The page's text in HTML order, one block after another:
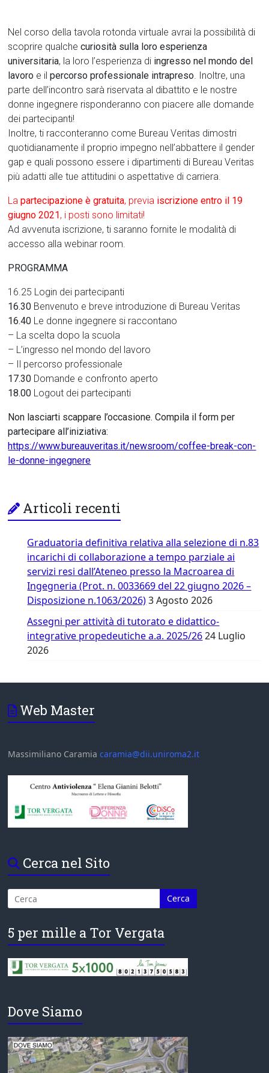
Nel corso della tavola rotonda virtuale avrai la possibilità di
scoprire qualchecuriosità sulla loro esperienza
universitaria, la loro l’esperienza di ingresso nel mondo del
lavoro e ilpercorso professionale intrapreso. Inoltre, una
parte dell’incontro sarà riservata al dibattito e le nostre
donne ingegnere risponderanno con piacere alle domande
dei partecipanti!
Inoltre, ti racconteranno come Bureau Veritas dimostri
quotidianamente il proprio impegno nell’abbattere il gender
gap e quali possono essere i dipartimenti di Bureau Veritas
più adatti alle tue attitudini o aspettative di carriera.
Lapartecipazione è gratuita, previa iscrizione entro il 19
giugno 2021, i posti sono limitati!
Ad avvenuta iscrizione, ti saranno fornite le modalità di
accesso alla webinar room.
PROGRAMMA
16.25 Login dei partecipanti
16.30 Benvenuto e breve introduzione di Bureau Veritas
16.40 Le donne ingegnere si raccontano
– La scelta dopo la scuola
– L’ingresso nel mondo del lavoro
– Il percorso professionale
17.30 Domande e confronto aperto
18.00 Logout dei partecipanti
Non lasciarti scappare l’occasione. Compila il form per
partecipare all’iniziativa:
https://www.bureauveritas.it/newsroom/coffee-break-con-
le-donne-ingegnere
Articoli recenti
Graduatoria definitiva relativa alla selezione di n.83
incarichi di collaborazione a tempo parziale ai
servizi resi dall’Ateneo presso la Macroarea di
Ingegneria (Prot. n. 0033669 del 22 giugno 2026 –
Disposizione n.1063/2026) 3 Agosto 2026
Assegni per attività di tutorato e didattico-
integrative propedeutiche a.a. 2025/26 24 Luglio
2026
Web Master
Massimiliano Caramiacaramia@dii.uniroma2.it
Cerca nel Sito
5 per mille a Tor Vergata
Dove Siamo